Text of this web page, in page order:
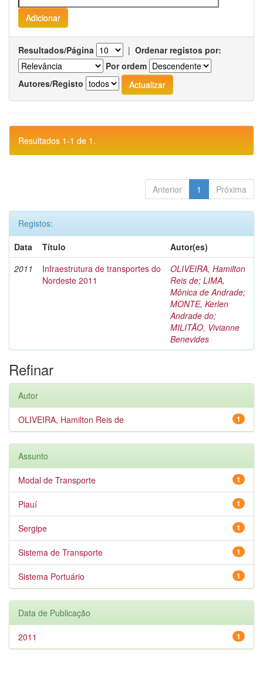
Resultados/Página | Ordenar registos por:
Por ordem
Autores/Registo
Resultados 1-1 de 1.
Anterior 1 Próxima
Registos:
Data
Título
Autor(es)
2011
Infraestrutura de transportes do
Nordeste 2011
OLIVEIRA, Hamilton
Reis de; LIMA,
Mônica de Andrade;
MONTE, Kerlen
Andrade do;
MILITÃO, Vivianne
Benevides
Refinar
Autor
1
OLIVEIRA, Hamilton Reis de
Assunto
1
Modal de Transporte
1
Piauí
1
Sergipe
1
Sistema de Transporte
1
Sistema Portuário
Data de Publicação
1
2011